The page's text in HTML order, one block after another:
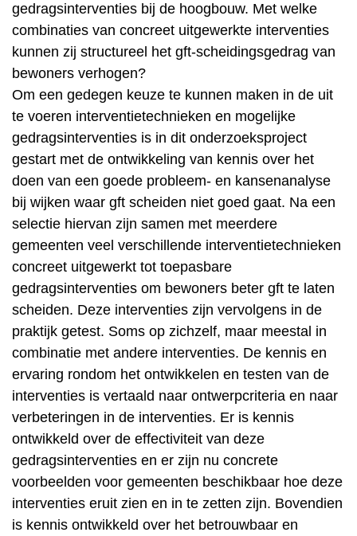
gedragsinterventies bij de hoogbouw. Met welke
combinaties van concreet uitgewerkte interventies
kunnen zij structureel het gft-scheidingsgedrag van
bewoners verhogen?
Om een gedegen keuze te kunnen maken in de uit
te voeren interventietechnieken en mogelijke
gedragsinterventies is in dit onderzoeksproject
gestart met de ontwikkeling van kennis over het
doen van een goede probleem- en kansenanalyse
bij wijken waar gft scheiden niet goed gaat. Na een
selectie hiervan zijn samen met meerdere
gemeenten veel verschillende interventietechnieken
concreet uitgewerkt tot toepasbare
gedragsinterventies om bewoners beter gft te laten
scheiden. Deze interventies zijn vervolgens in de
praktijk getest. Soms op zichzelf, maar meestal in
combinatie met andere interventies. De kennis en
ervaring rondom het ontwikkelen en testen van de
interventies is vertaald naar ontwerpcriteria en naar
verbeteringen in de interventies. Er is kennis
ontwikkeld over de effectiviteit van deze
gedragsinterventies en er zijn nu concrete
voorbeelden voor gemeenten beschikbaar hoe deze
interventies eruit zien en in te zetten zijn. Bovendien
is kennis ontwikkeld over het betrouwbaar en